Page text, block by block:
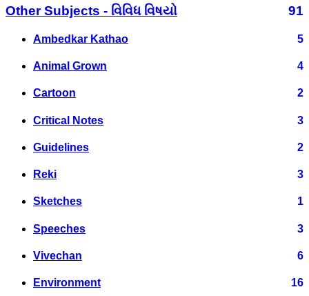
Other Subjects - વિવિધ વિષયો 91
Ambedkar Kathao 5
Animal Grown 4
Cartoon 2
Critical Notes 3
Guidelines 2
Reki 3
Sketches 1
Speeches 3
Vivechan 6
Environment 16